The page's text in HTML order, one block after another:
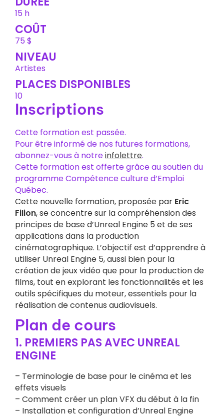
15 h
COÛT
75 $
NIVEAU
Artistes
PLACES DISPONIBLES
10
Inscriptions
Cette formation est passée.
Pour être informé de nos futures formations,
abonnez-vous à notreinfolettre.
Cette formation est offerte grâce au soutien du
programme Compétence culture d’Emploi
Québec.
Cette nouvelle formation, proposée par Eric
Filion, se concentre sur la compréhension des
principes de base d’Unreal Engine 5 et de ses
applications dans la production
cinématographique. L’objectif est d’apprendre à
utiliser Unreal Engine 5, aussi bien pour la
création de jeux vidéo que pour la production de
films, tout en explorant les fonctionnalités et les
outils spécifiques du moteur, essentiels pour la
réalisation de contenus audiovisuels.
Plan de cours
1. PREMIERS PAS AVEC UNREAL
ENGINE
– Terminologie de base pour le cinéma et les
effets visuels
– Comment créer un plan VFX du début à la fin
– Installation et configuration d’Unreal Engine